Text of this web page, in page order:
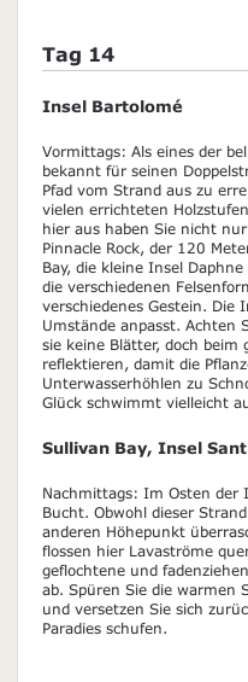
Tag 14
Insel Bartolomé
Vormittags: Als eines der
bekannt für seinen
Pfad vom Strand aus zu
vielen errichteten
hier aus haben Sie nicht
Pinnacle Rock, der 120
Bay, die kleine Insel
die verschiedenen
verschiedenes Gestein. Die
Umstände anpasst. Achten
sie keine Blätter, doch beim
reflektieren, damit die
Unterwasserhöhlen zu
Glück schwimmt vielleicht
Sullivan Bay, Insel
Nachmittags: Im Osten der
Bucht. Obwohl dieser
anderen Höhepunkt
flossen hier Lavaströme
geflochtene und
ab. Spüren Sie die warmen
und versetzen Sie sich
Paradies schufen.